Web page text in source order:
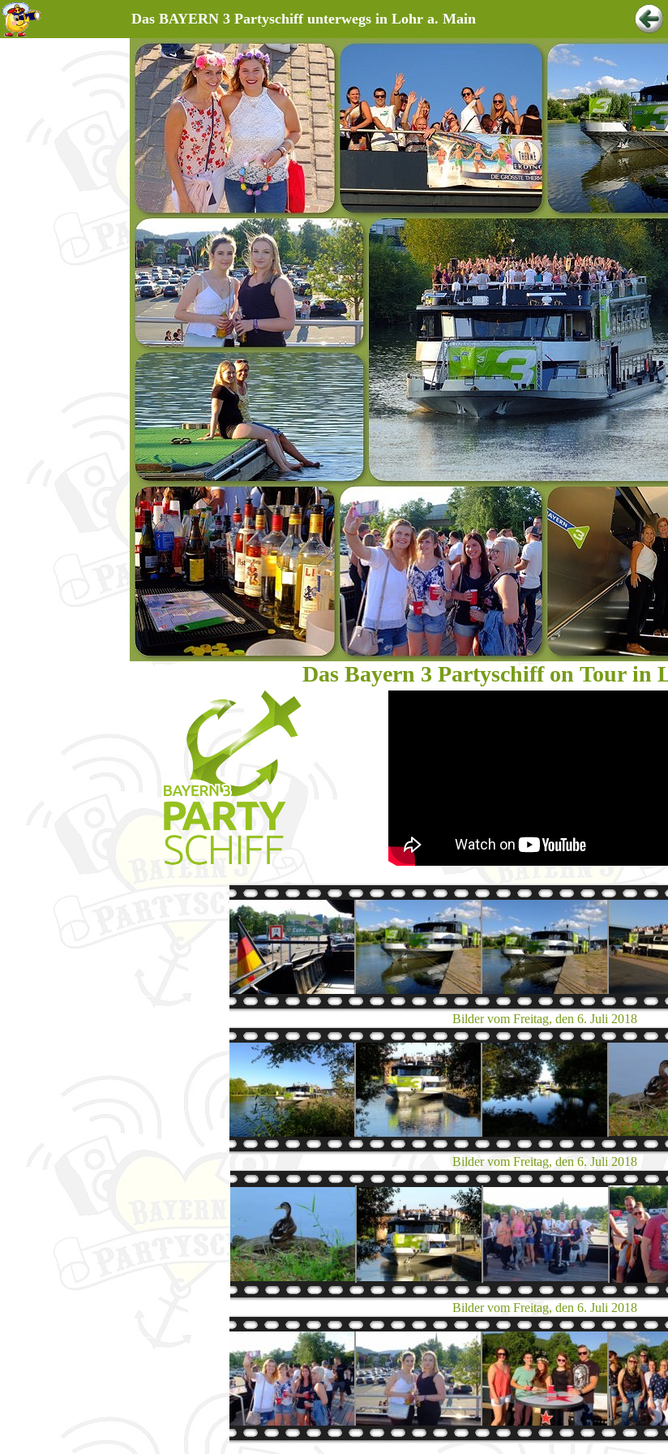
Das BAYERN 3 Partyschiff unterwegs in Lohr a. Main
Das Bayern 3 Partyschiff on Tour in
Bilder vom Freitag, den 6. Juli 2018
Bilder vom Freitag, den 6. Juli 2018
Bilder vom Freitag, den 6. Juli 2018